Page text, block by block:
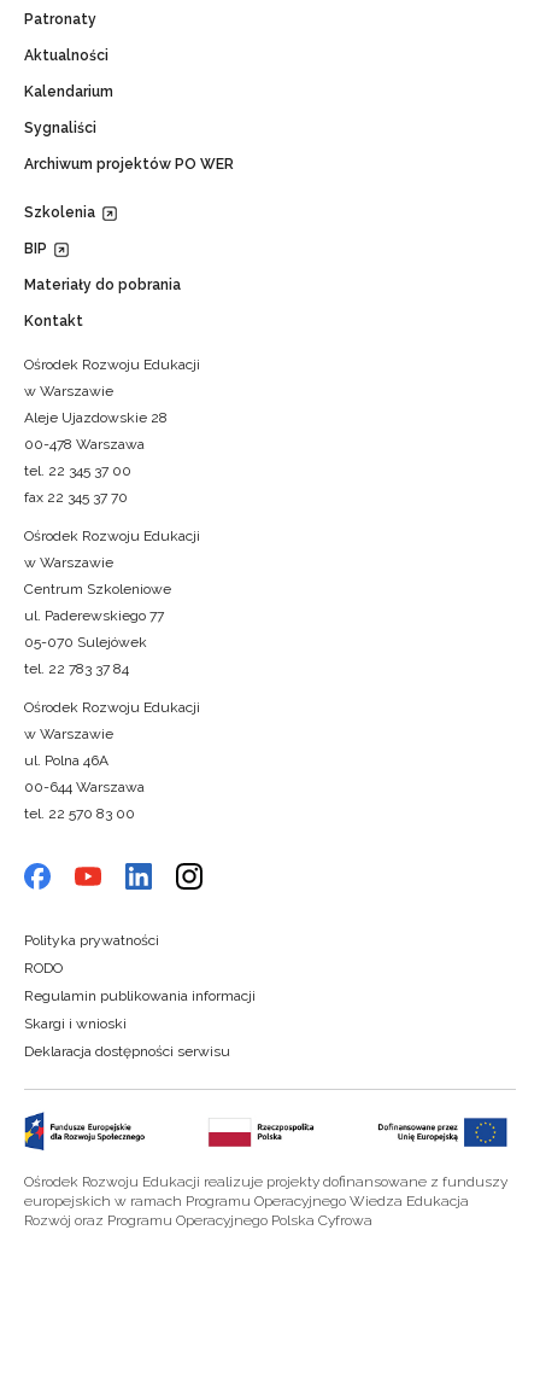
Patronaty
Aktualności
Kalendarium
Sygnaliści
Archiwum projektów PO WER
Szkolenia
BIP
Materiały do pobrania
Kontakt
Ośrodek Rozwoju Edukacji
w Warszawie
Aleje Ujazdowskie 28
00-478 Warszawa
tel. 22 345 37 00
fax 22 345 37 70
Ośrodek Rozwoju Edukacji
w Warszawie
Centrum Szkoleniowe
ul. Paderewskiego 77
05-070 Sulejówek
tel. 22 783 37 84
Ośrodek Rozwoju Edukacji
w Warszawie
ul. Polna 46A
00-644 Warszawa
tel. 22 570 83 00
Polityka prywatności
RODO
Regulamin publikowania informacji
Skargi i wnioski
Deklaracja dostępności serwisu
Ośrodek Rozwoju Edukacji realizuje projekty dofinansowane z funduszy
europejskich w ramach Programu Operacyjnego Wiedza Edukacja
Rozwój oraz Programu Operacyjnego Polska Cyfrowa